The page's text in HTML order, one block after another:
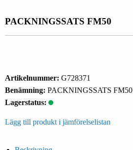
PACKNINGSSATS FM50
Artikelnummer: G728371
Benämning: PACKNINGSSATS FM50
Lagerstatus:
Lägg till produkt i jämförelselistan